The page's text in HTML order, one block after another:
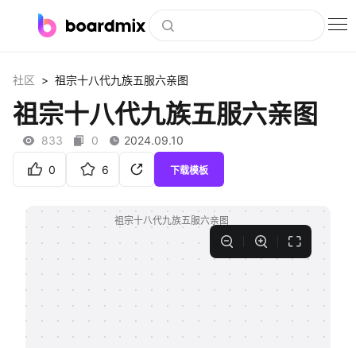
社区资源
下载
私有化部署
客户案例
社区 > 祖宗十八代九族五服六亲图
祖宗十八代九族五服六亲图
833 0 2024.09.10
0 6 下载模板